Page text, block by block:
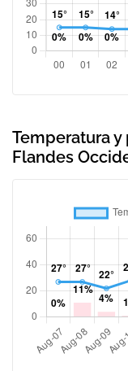
Temperatura
Flandes